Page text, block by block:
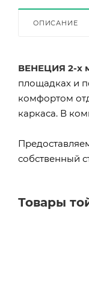
ОПИСАНИЕ
ВЕНЕЦИЯ 2-х
площадках и
комфортом
каркаса. В
собственный
Товары